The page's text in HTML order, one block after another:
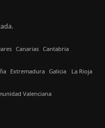
Canarias Cantabria
Extremadura Galicia La Rioja
Valenciana